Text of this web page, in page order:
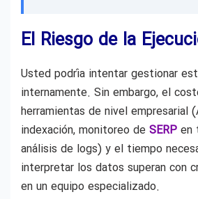
El Riesgo de la
Usted podría intentar gestionar
internamente. Sin embargo, el
herramientas de nivel empresarial
indexación, monitoreo de SERP en
análisis de logs) y el tiempo
interpretar los datos superan con
en un equipo especializado.